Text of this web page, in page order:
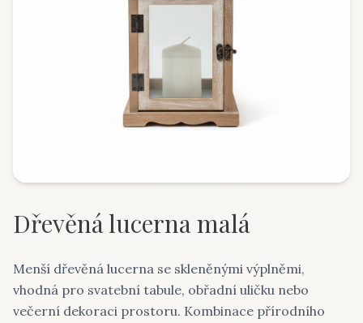
Dřevěná lucerna malá
Menší dřevěná lucerna se skleněnými výplněmi,
vhodná pro svatební tabule, obřadní uličku nebo
večerní dekoraci prostoru. Kombinace přírodního